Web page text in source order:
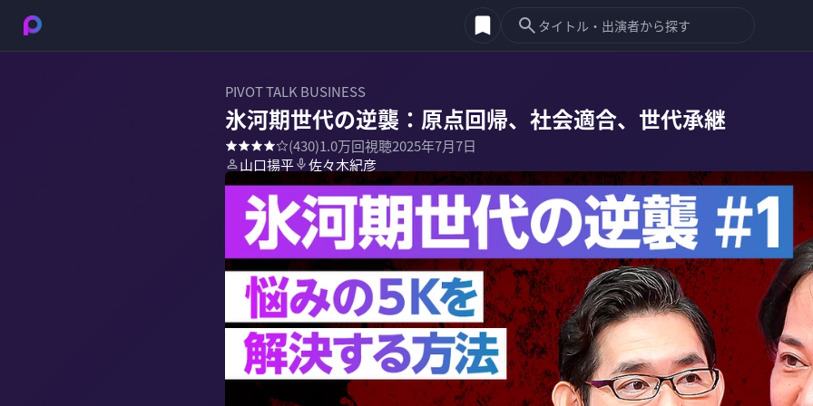
PIVOT TALK BUSINESS
氷河期世代の逆襲：原点回帰、社会適合、世代承継
(430)1.0万回視聴2025年7月7日
山口揚平
佐々木紀彦